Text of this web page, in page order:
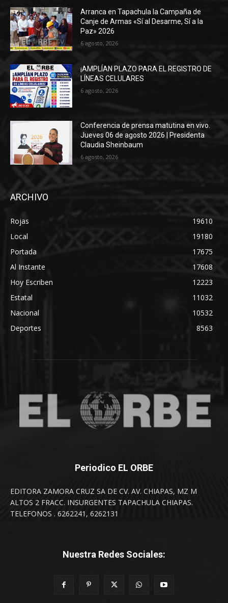
Arranca en Tapachula la Campaña de
Canje de Armas «Sí al Desarme, Sí a la
Paz» 2026
6 agosto, 2026
¡AMPLÍAN PLAZO PARA EL REGISTRO DE
LÍNEAS CELULARES
6 agosto, 2026
Conferencia de prensa matutina en vivo.
Jueves 06 de agosto 2026 | Presidenta
Claudia Sheinbaum
6 agosto, 2026
ARCHIVO
Rojas
19610
Local
19180
Portada
17675
Al Instante
17608
Hoy Escriben
12223
Estatal
11032
Nacional
10532
Deportes
8563
Periodico EL ORBE
EDITORA ZAMORA CRUZ SA DE CV. AV. CHIAPAS, MZ M
ALTOS 2 FRACC. INSURGENTES TAPACHULA CHIAPAS.
TELEFONOS . 6262241, 6262131
Nuestra Redes Sociales: